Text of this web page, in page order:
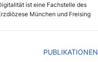
ist eine Fachstelle des
München und Freising
PUBLIKATIONEN